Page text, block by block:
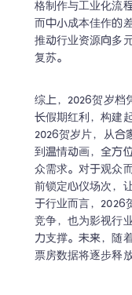
格制作与工业化流
而中小成本佳作的
推动行业资源向多
复苏。
综上，2026贺岁档
长假期红利，构建
2026贺岁片，从合
到温情动画，全方
众需求。对于观众
前锁定心仪场次，
于行业而言，2026
竞争，也为影视行
力支撑。未来，随
票房数据将逐步释
文
个性化定制1对
隐
谢